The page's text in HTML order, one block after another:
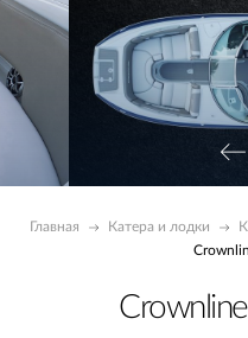
Главная Катера и лодки